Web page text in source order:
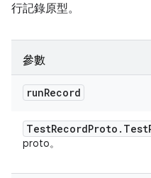
行記錄原型。
參數
runRecord
TestRecordProto . Test
proto。